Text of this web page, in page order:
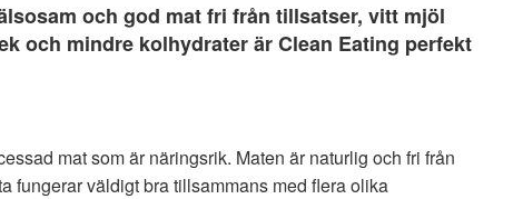
och god mat fri från tillsatser, vitt mjöl
och mindre kolhydrater är Clean Eating perfekt
mat som är näringsrik. Maten är naturlig och fri från
fungerar väldigt bra tillsammans med flera olika